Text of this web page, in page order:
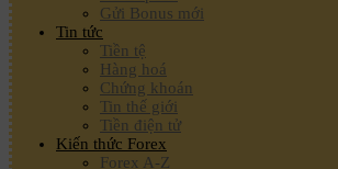
Gửi Bonus mới
Tin tức
Tiền tệ
Hàng hoá
Chứng khoán
Tin thế giới
Tiền điện tử
Kiến thức Forex
Forex A-Z